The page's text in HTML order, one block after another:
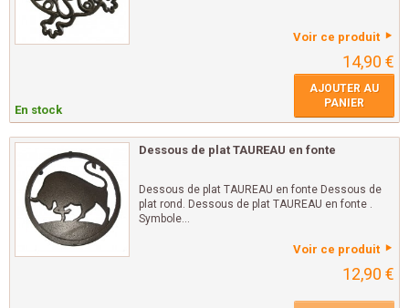
Voir ce produit
14,90 €
En stock
AJOUTER AU
PANIER
Dessous de plat TAUREAU en fonte
Dessous de plat TAUREAU en fonte Dessous de
plat rond. Dessous de plat TAUREAU en fonte .
Symbole...
Voir ce produit
12,90 €